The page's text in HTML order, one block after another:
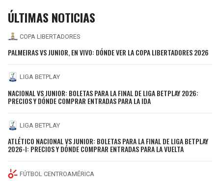
ÚLTIMAS NOTICIAS
COPA LIBERTADORES
PALMEIRAS VS JUNIOR, EN VIVO: DÓNDE VER LA COPA LIBERTADORES 2026
LIGA BETPLAY
NACIONAL VS JUNIOR: BOLETAS PARA LA FINAL DE LIGA BETPLAY 2026:
PRECIOS Y DÓNDE COMPRAR ENTRADAS PARA LA IDA
LIGA BETPLAY
ATLÉTICO NACIONAL VS JUNIOR: BOLETAS PARA LA FINAL DE LIGA BETPLAY
2026-I: PRECIOS Y DÓNDE COMPRAR ENTRADAS PARA LA VUELTA
FÚTBOL CENTROAMÉRICA